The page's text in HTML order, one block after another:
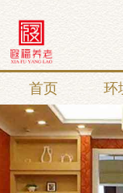
首页 环